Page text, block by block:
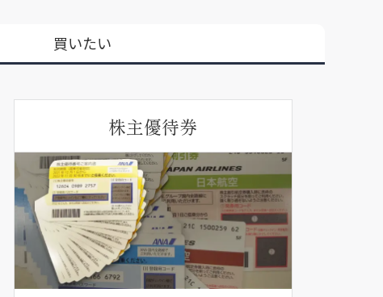
買いたい
株主優待券